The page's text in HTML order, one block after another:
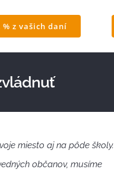
% z vašich daní
miesto aj na pôde školy.
občanov, musíme